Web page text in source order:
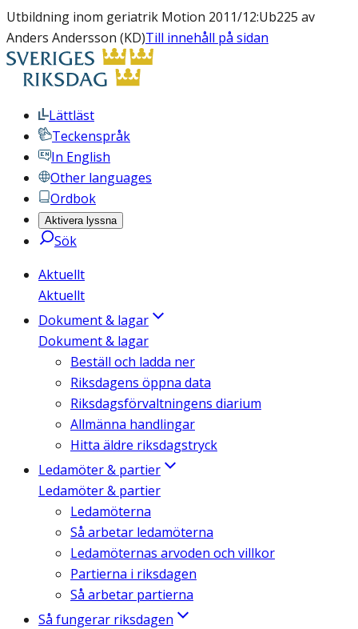
Utbildning inom geriatrik Motion 2011/12:Ub225 av
Anders Andersson (KD)Till innehåll på sidan
Lättläst
Teckenspråk
In English
Other languages
Ordbok
Aktivera lyssna
Sök
Aktuellt
Aktuellt
Dokument & lagar
Dokument & lagar
Beställ och ladda ner
Riksdagens öppna data
Riksdagsförvaltningens diarium
Allmänna handlingar
Hitta äldre riksdagstryck
Ledamöter & partier
Ledamöter & partier
Ledamöterna
Så arbetar ledamöterna
Ledamöternas arvoden och villkor
Partierna i riksdagen
Så arbetar partierna
Så fungerar riksdagen